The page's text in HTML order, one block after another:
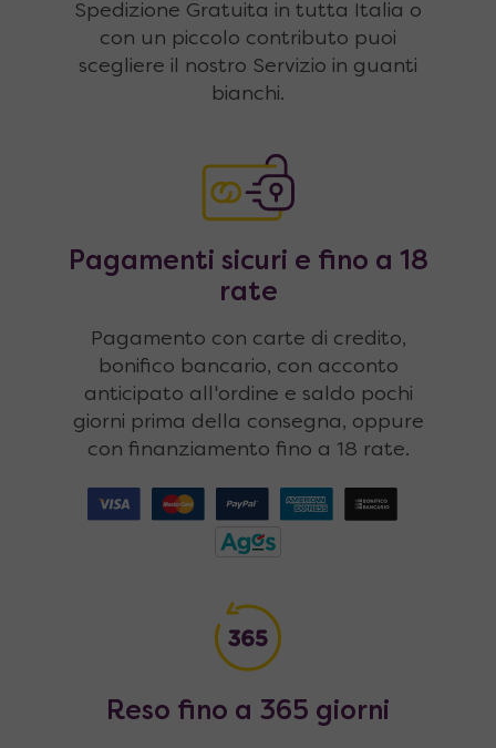
Spedizione Gratuita in tutta Italia o
con un piccolo contributo puoi
scegliere il nostro Servizio in guanti
bianchi.
Pagamenti sicuri e fino a 18
rate
Pagamento con carte di credito,
bonifico bancario, con acconto
anticipato all'ordine e saldo pochi
giorni prima della consegna, oppure
con finanziamento fino a 18 rate.
Reso fino a 365 giorni